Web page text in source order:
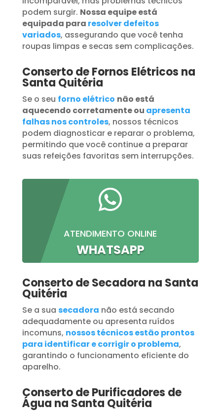
podem surgir. Nossa equipe está
equipada para resolver defeitos
variados, assegurando que você tenha
roupas limpas e secas sem complicações.
Conserto de Fornos Elétricos na
Santa Quitéria
Se o seu forno elétrico não está
aquecendo corretamente ou apresenta
falhas nos controles, nossos técnicos
podem diagnosticar e reparar o problema,
permitindo que você continue a preparar
suas refeições favoritas sem interrupções.

ATENDIMENTO ONLINE
WHATSAPP
Conserto de Secadora na Santa
Quitéria
Se a sua secadora não está secando
adequadamente ou apresenta ruídos
incomuns, nossos técnicos estão prontos
para identificar e corrigir o problema,
garantindo o funcionamento eficiente do
aparelho.
Conserto de Purificadores de
Água na Santa Quitéria